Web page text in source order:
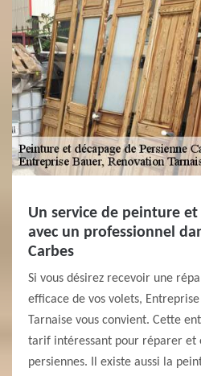
Un service de peinture
avec un professionnel
Carbes
Si vous désirez recevoir une
efficace de vos volets,
Tarnaise vous convient. Cette
tarif intéressant pour réparer et
persiennes. Il existe aussi la